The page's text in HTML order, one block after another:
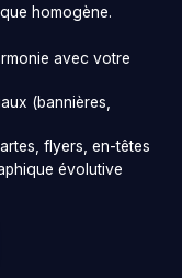
homogène.
avec votre
(bannières,
flyers, en-têtes
évolutive